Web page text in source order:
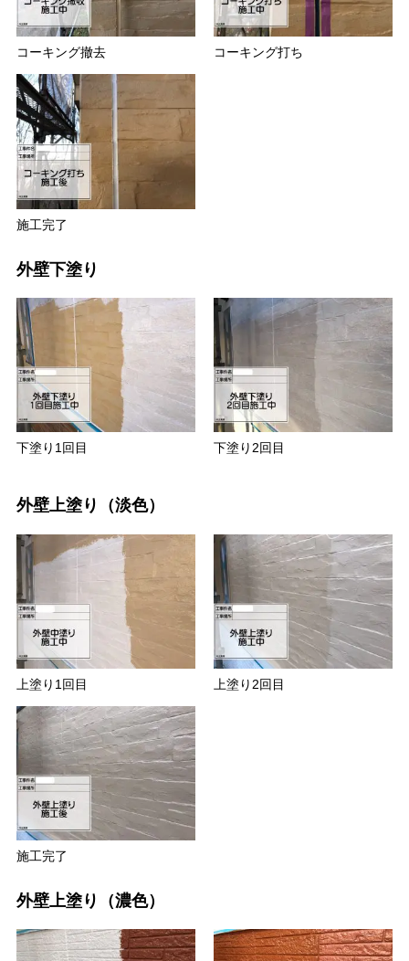
コーキング撤去 コーキング打ち
施工完了
外壁下塗り
下塗り1回目 下塗り2回目
外壁上塗り（淡色）
上塗り1回目 上塗り2回目
施工完了
外壁上塗り（濃色）